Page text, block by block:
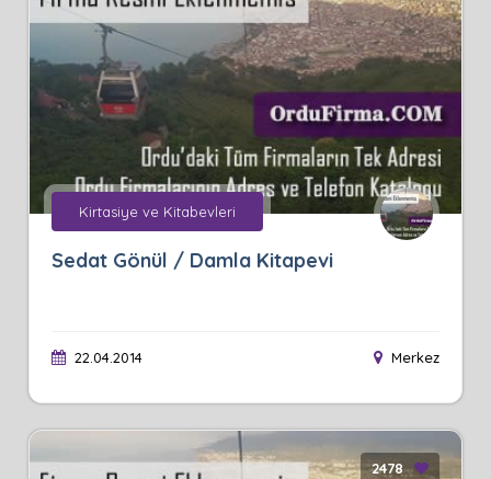
Kirtasiye ve Kitabevleri
Sedat Gönül / Damla Kitapevi
22.04.2014 Merkez
2478